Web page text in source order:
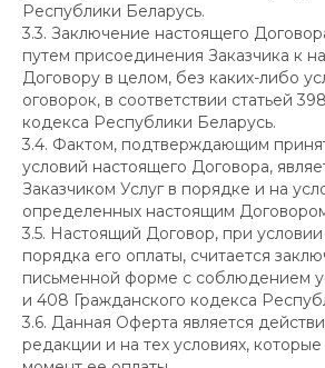
Республики Беларусь.
3.3. Заключение настоящего
путем присоединения Заказчика к
Договору в целом, без каких-либо
оговорок, в соответствии статьей
кодекса Республики Беларусь.
3.4. Фактом, подтверждающим
условий настоящего Договора,
Заказчиком Услуг в порядке и на
определенных настоящим
3.5. Настоящий Договор, при
порядка его оплаты, считается
письменной форме с соблюдением
и 408 Гражданского кодекса
3.6. Данная Оферта является
редакции и на тех условиях,